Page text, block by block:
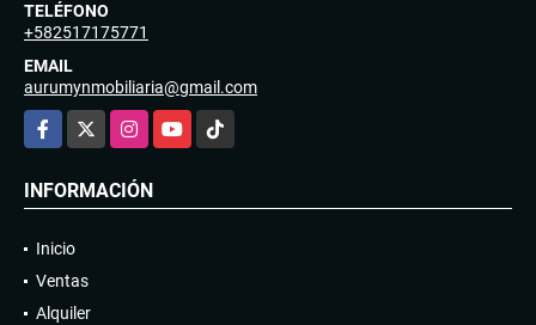
TELÉFONO
+582517175771
EMAIL
aurumynmobiliaria@gmail.com
Facebook
InstagramYouTubeTikTok
INFORMACIÓN
Inicio
Ventas
Alquiler